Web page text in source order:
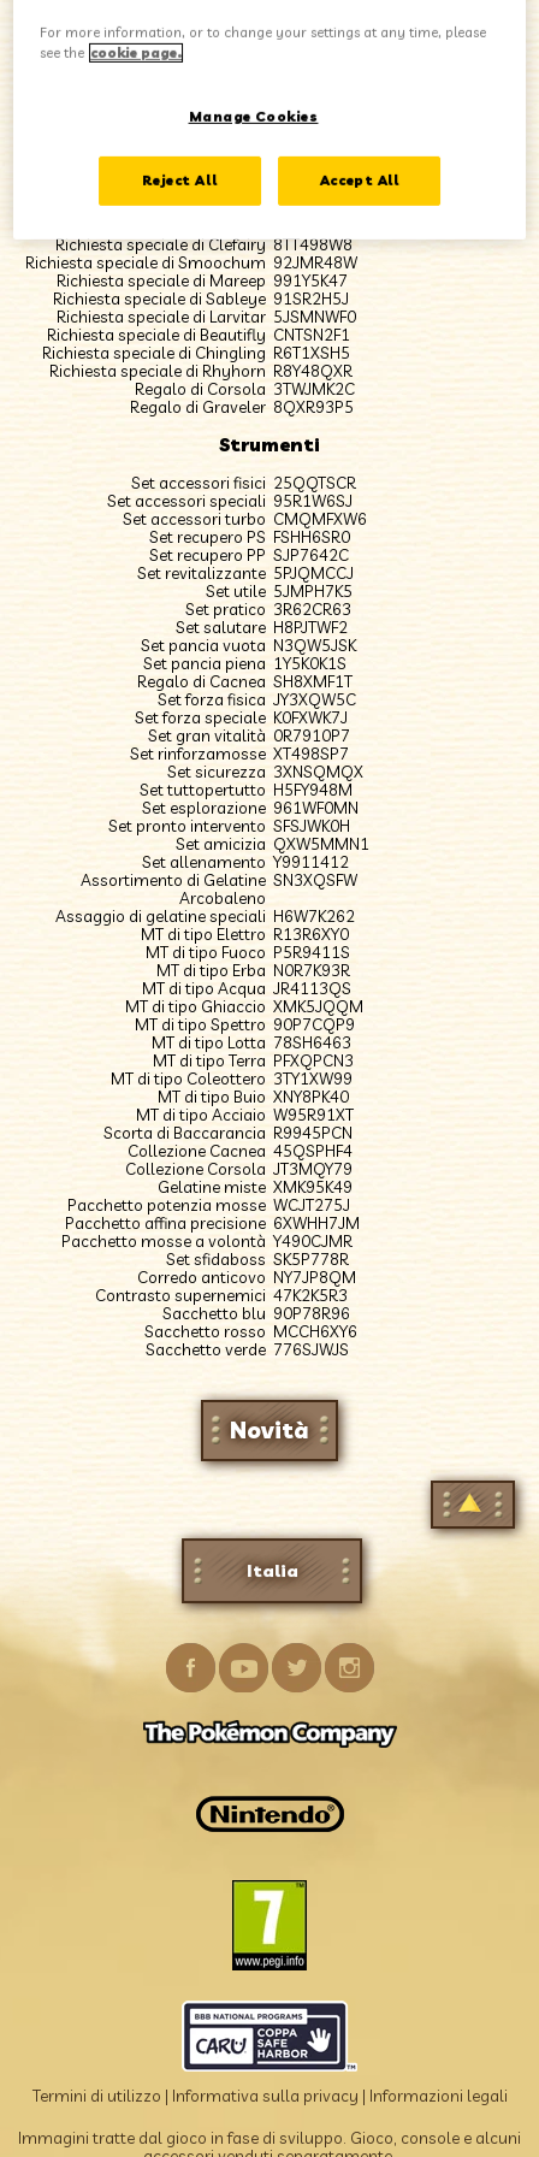
Le richieste di soccorso ricevute appariranno nella lista
delle missioni accettate sulla bacheca accanto all'Ufficio
potrebbe essere necessario completare la storia
principale. Gli strumenti ottenuti verranno custoditi nel
Richiesta speciale di Clefairy 8TT498W8
Richiesta speciale di Smoochum 92JMR48W
Richiesta speciale di Mareep 991Y5K47
Richiesta speciale di Sableye 91SR2H5J
Richiesta speciale di Larvitar 5JSMNWF0
Richiesta speciale di Beautifly CNTSN2F1
Richiesta speciale di Chingling R6T1XSH5
Richiesta speciale di Rhyhorn R8Y48QXR
Regalo di Corsola 3TWJMK2C
Regalo di Graveler 8QXR93P5
Strumenti
Set accessori fisici 25QQTSCR
Set accessori speciali 95R1W6SJ
Set accessori turbo CMQMFXW6
Set recupero PS FSHH6SR0
Set recupero PP SJP7642C
Set revitalizzante 5PJQMCCJ
Set utile 5JMPH7K5
Set pratico 3R62CR63
Set salutare H8PJTWF2
Set pancia vuota N3QW5JSK
Set pancia piena 1Y5K0K1S
Regalo di Cacnea SH8XMF1T
Set forza fisica JY3XQW5C
Set forza speciale K0FXWK7J
Set gran vitalità 0R7910P7
Set rinforzamosse XT498SP7
Set sicurezza 3XNSQMQX
Set tuttopertutto H5FY948M
Set esplorazione 961WF0MN
Set pronto intervento SFSJWK0H
Set amicizia QXW5MMN1
Set allenamento Y9911412
Assortimento di Gelatine
Arcobaleno
SN3XQSFW
Assaggio di gelatine speciali H6W7K262
MT di tipo Elettro R13R6XY0
MT di tipo Fuoco P5R9411S
MT di tipo Erba N0R7K93R
MT di tipo Acqua JR4113QS
MT di tipo Ghiaccio XMK5JQQM
MT di tipo Spettro 90P7CQP9
MT di tipo Lotta 78SH6463
MT di tipo Terra PFXQPCN3
MT di tipo Coleottero 3TY1XW99
MT di tipo Buio XNY8PK40
MT di tipo Acciaio W95R91XT
Scorta di Baccarancia R9945PCN
Collezione Cacnea 45QSPHF4
Collezione Corsola JT3MQY79
Gelatine miste XMK95K49
Pacchetto potenzia mosse WCJT275J
Pacchetto affina precisione 6XWHH7JM
Pacchetto mosse a volontà Y490CJMR
Set sfidaboss SK5P778R
Corredo anticovo NY7JP8QM
Contrasto supernemici 47K2K5R3
Sacchetto blu 90P78R96
Sacchetto rosso MCCH6XY6
Sacchetto verde 776SJWJS
Novità
Italia
Termini di utilizzo | Informativa sulla privacy | Informazioni legali
Immagini tratte dal gioco in fase di sviluppo. Gioco, console e alcuni
For more information, or to change your settings at any time, please
see the cookie page.
Manage Cookies
Reject All Accept All